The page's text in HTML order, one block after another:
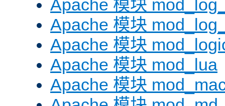
Apache 模块
Apache 模块
Apache 模块
Apache 模块 mod_lua
Apache 模块